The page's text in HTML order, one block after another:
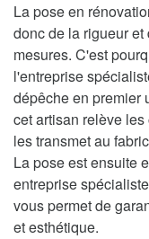
La pose en
donc de la rigueur
mesures. C'est
l'entreprise
dépêche en premier
cet artisan relève
les transmet au
La pose est ensuite
entreprise
vous permet de
et esthétique.